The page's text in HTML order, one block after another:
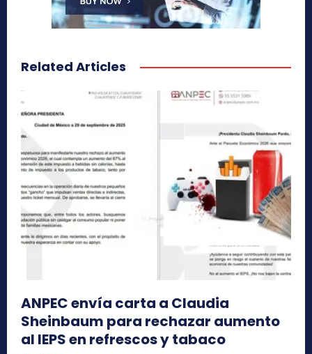
Related Articles
ANPEC envía carta a Claudia
Sheinbaum para rechazar aumento
al IEPS en refrescos y tabaco